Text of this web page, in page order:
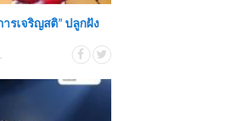
รเจริญสติ” ปลูกฝัง